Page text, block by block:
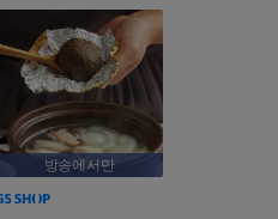
방송에서만